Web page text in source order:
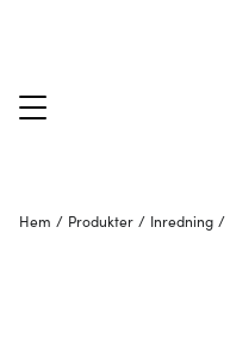
Hem / Produkter / Inredning /